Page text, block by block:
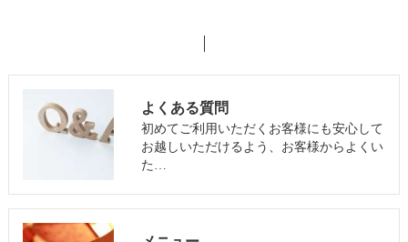
よくある質問
初めてご利用いただくお客様にも安心して
お越しいただけるよう、お客様からよくい
た…